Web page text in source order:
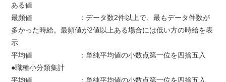
ある値
最頻値 ：データ数2件以上で、最もデータ件数が
多かった時給。最頻値が2値以上ある場合には低い方の時給を表
示
平均値 ：単純平均値の小数点第一位を四捨五入
●職種小分類集計
平均値 ：単純平均値の小数点第一位を四捨五入